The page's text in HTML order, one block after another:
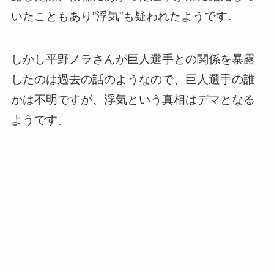
いたこともあり”浮気”も疑われたようです。
しかし平野ノラさんが巨人選手との関係を暴露
したのは過去の話のようなので、巨人選手の誰
かは不明ですが、浮気という真相はデマとなる
ようです。